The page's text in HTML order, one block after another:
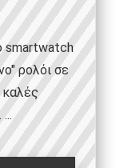
smartwatch
ρολόι σε
καλές